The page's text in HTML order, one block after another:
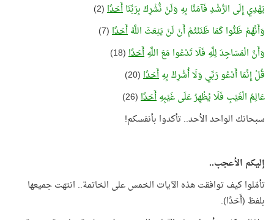
يَهْدِي إِلَى الرُّشْدِ فَآمَنَّا بِهِ وَلَنْ نُّشْرِكَ بِرَبِّنَاأَحَدًا(2)
وَأَنَّهُمْ ظَنُّوا كَمَا ظَنَنْتُمْ أَنْ لَنْ يَبْعَثَ اللَّهُأَحَدًا(7)
وَأَنَّ الْمَسَاجِدَ لِلَّهِ فَلَا تَدْعُوا مَعَ اللَّهِأَحَدًا(18)
قُلْ إِنَّمَا أَدْعُو رَبِّي وَلَا أُشْرِكُ بِهِأَحَدًا(20)
عَالِمُ الْغَيْبِ فَلَا يُظْهِرُ عَلَى غَيْبِهِأَحَدًا(26)
سبحانك الواحد الأحد.. تأكدوا بأنفسكم!
إليكم الأعجب..
تأمّلوا كيف توافقت هذه الآيات الخمس على الخاتمة.. انتهت جميعها
بلفظ (أَحَدًا).